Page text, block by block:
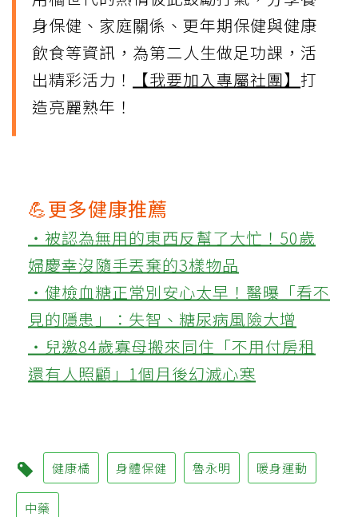
身保健、家庭關係、更年期保健與健康
飲食等資訊，為第二人生做足功課，活
出精彩活力！
【我要加入專屬社團】 打
造亮麗熟年！
💪更多健康推薦
‧被認為無用的東西反幫了大忙！50歲
婦慶幸沒隨手丟棄的3樣物品
‧健檢血糖正常別安心太早！醫曝「看不
見的隱患」：失智、糖尿病風險大增
‧兒邀84歲寡母搬來同住「不用付房租
還有人照顧」1個月後幻滅心寒
健康橘 身體保健 魯永明 暖身運動
中藥